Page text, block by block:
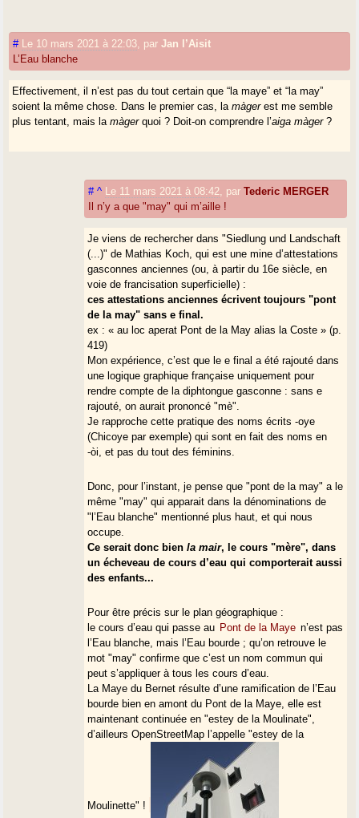
# Le 10 mars 2021 à 22:03 parJan l’Aisit
L’Eau blanche
Effectivement, il n’est pas du tout certain que “la maye” et “la may”
soient la même chose. Dans le premier cas, lamàgerest me semble
plus tentant, mais lamàgerquoi ? Doit-on comprendre l’aiga màger?
# ^ Le 11 mars 2021 à 08:42 parTederic MERGER
Il n’y a que "may" qui m’aille !
Je viens de rechercher dans "Siedlung und Landschaft
(...)" de Mathias Koch, qui est une mine d’attestations
gasconnes anciennes (ou, à partir du 16e siècle, en
voie de francisation superficielle) :
ces attestations anciennes écrivent toujours "pont
de la may" sans e final.
ex : « au loc aperat Pont de la May alias la Coste » (p.
419)
Mon expérience, c’est que le e final a été rajouté dans
une logique graphique française uniquement pour
rendre compte de la diphtongue gasconne : sans e
rajouté, on aurait prononcé "mè".
Je rapproche cette pratique des noms écrits -oye
(Chicoye par exemple) qui sont en fait des noms en
-òi, et pas du tout des féminins.
Donc, pour l’instant, je pense que "pont de la may" a le
même "may" qui apparait dans la dénominations de
"l’Eau blanche" mentionné plus haut, et qui nous
occupe.
Ce serait donc bienla mair, le cours "mère", dans
un écheveau de cours d’eau qui comporterait aussi
des enfants...
Pour être précis sur le plan géographique :
le cours d’eau qui passe au Pont de la Maye n’est pas
l’Eau blanche, mais l’Eau bourde ; qu’on retrouve le
mot "may" confirme que c’est un nom commun qui
peut s’appliquer à tous les cours d’eau.
La Maye du Bernet résulte d’une ramification de l’Eau
bourde bien en amont du Pont de la Maye, elle est
maintenant continuée en "estey de la Moulinate",
d’ailleurs OpenStreetMap l’appelle "estey de la
Moulinette" !